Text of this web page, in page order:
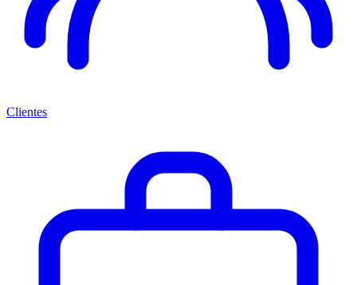
Clientes